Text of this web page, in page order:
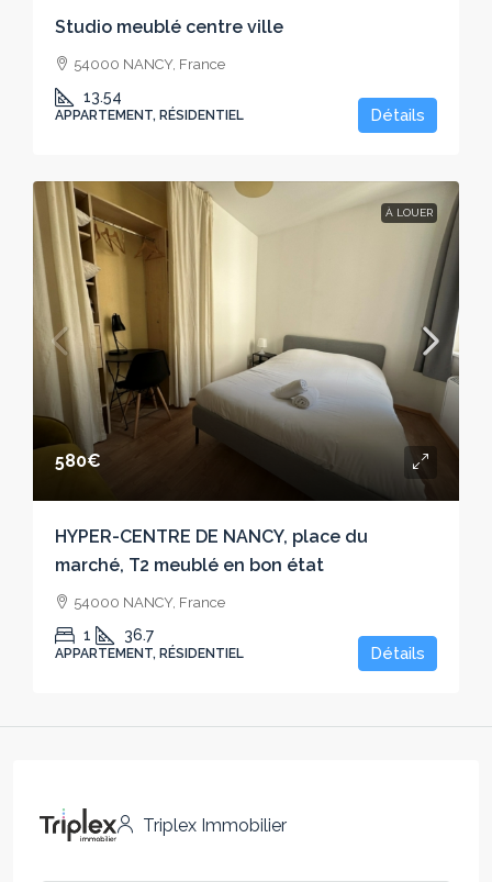
Studio meublé centre ville
54000 NANCY, France
13.54
APPARTEMENT, RÉSIDENTIEL Détails
À LOUER
580€
HYPER-CENTRE DE NANCY, place du
marché, T2 meublé en bon état
54000 NANCY, France
1 36.7
APPARTEMENT, RÉSIDENTIEL Détails
Triplex Immobilier